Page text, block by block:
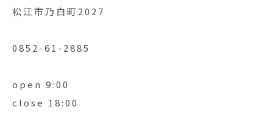
松江市乃白町2027
0852-61-2885
open 9:00
close 18:00